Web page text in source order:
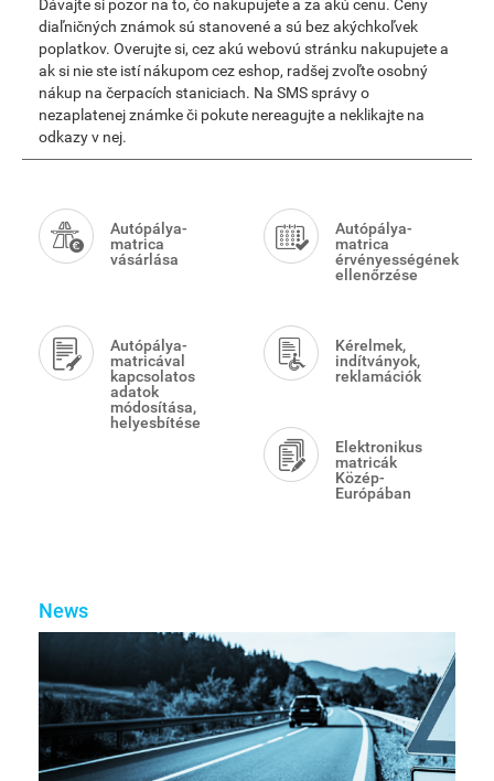
Dávajte si pozor na to, čo nakupujete a za akú cenu. Ceny
diaľničných známok sú stanovené a sú bez akýchkoľvek
poplatkov. Overujte si, cez akú webovú stránku nakupujete a
ak si nie ste istí nákupom cez eshop, radšej zvoľte osobný
nákup na čerpacích staniciach. Na SMS správy o
nezaplatenej známke či pokute nereagujte a neklikajte na
odkazy v nej.
Menu
Autópálya-
matrica
vásárlása
Autópálya-
matrica
érvényességének
ellenőrzése
Autópálya-
matricával
kapcsolatos
adatok
módosítása,
helyesbítése
Kérelmek,
indítványok,
reklamációk
Elektronikus
matricák
Közép-
Európában
News